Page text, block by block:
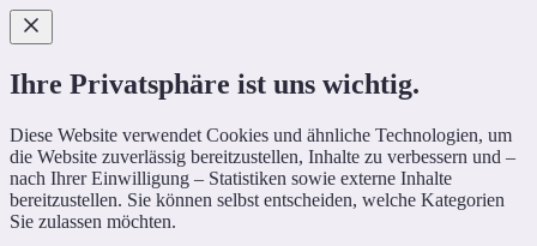
Ihre Privatsphäre ist uns wichtig.
Diese Website verwendet Cookies und ähnliche Technologien, um
die Website zuverlässig bereitzustellen, Inhalte zu verbessern und –
nach Ihrer Einwilligung – Statistiken sowie externe Inhalte
bereitzustellen. Sie können selbst entscheiden, welche Kategorien
Sie zulassen möchten.